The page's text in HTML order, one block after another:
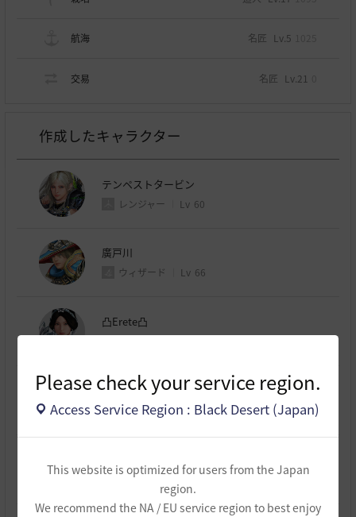
Please check your service region.
Access Service Region : Black Desert (Japan)
This website is optimized for users from the Japan
region.
We recommend the NA / EU service region to best enjoy
航海 名匠 Lv.5
交易 名匠 Lv.21
作成したキャラクター
テンペストタービン
レンジャー Lv 60
廣戸川
ウィザード Lv 66
凸Erete凸
勝駒 代表キャラクター
ジャイアント Lv 63
リトルサマナー